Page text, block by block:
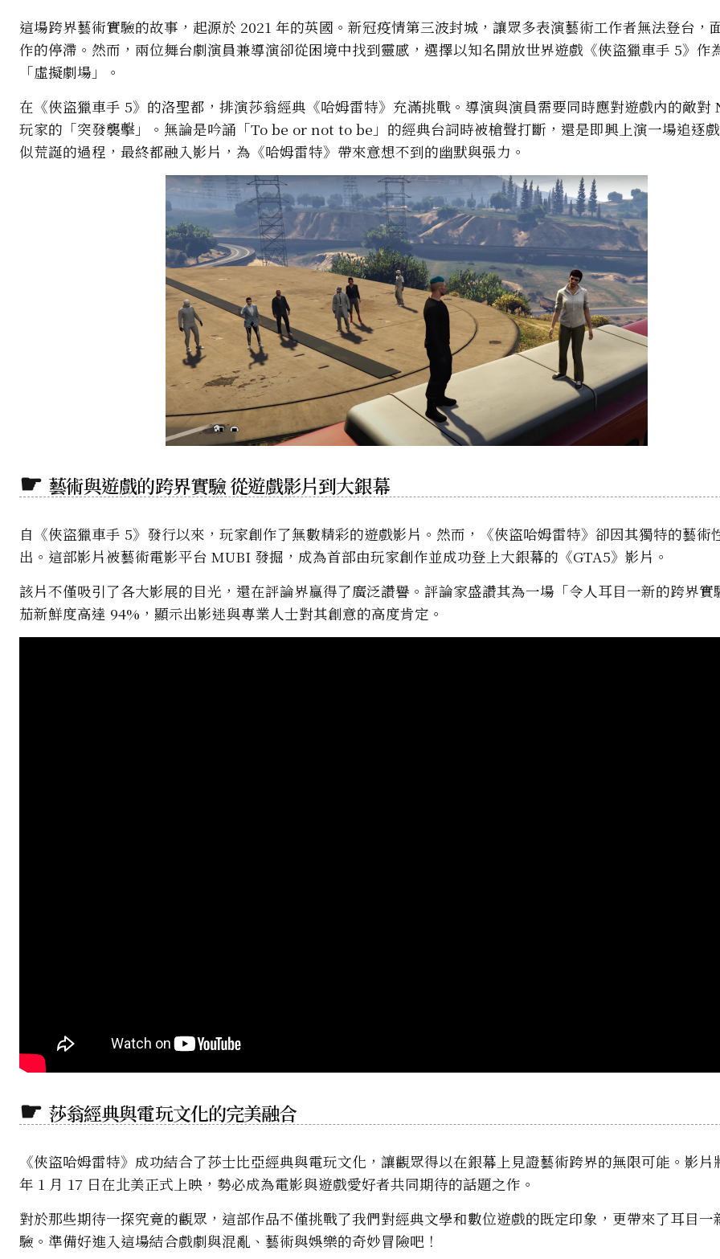
這場跨界藝術實驗的故事，起源於 2021 年的英國。新冠疫情第三波封城，讓眾多表演藝術工作者無法登台，
作的停滯。然而，兩位舞台劇演員兼導演卻從困境中找到靈感，選擇以知名開放世界遊戲《俠盜獵車手 5》作
「虛擬劇場」。
在《俠盜獵車手 5》的洛聖都，排演莎翁經典《哈姆雷特》充滿挑戰。導演與演員需要同時應對遊戲內的敵對
玩家的「突發襲擊」。無論是吟誦「To be or not to be」的經典台詞時被槍聲打斷，還是即興上演一場追逐
似荒誕的過程，最終都融入影片，為《哈姆雷特》帶來意想不到的幽默與張力。
藝術與遊戲的跨界實驗 從遊戲影片到大銀幕
自《俠盜獵車手 5》發行以來，玩家創作了無數精彩的遊戲影片。然而，《俠盜哈姆雷特》卻因其獨特的藝術
出。這部影片被藝術電影平台 MUBI 發掘，成為首部由玩家創作並成功登上大銀幕的《GTA5》影片。
該片不僅吸引了各大影展的目光，還在評論界贏得了廣泛讚譽。評論家盛讚其為一場「令人耳目一新的跨界實
茄新鮮度高達 94%，顯示出影迷與專業人士對其創意的高度肯定。
莎翁經典與電玩文化的完美融合
《俠盜哈姆雷特》成功結合了莎士比亞經典與電玩文化，讓觀眾得以在銀幕上見證藝術跨界的無限可能。影片
年 1 月 17 日在北美正式上映，勢必成為電影與遊戲愛好者共同期待的話題之作。
對於那些期待一探究竟的觀眾，這部作品不僅挑戰了我們對經典文學和數位遊戲的既定印象，更帶來了耳目一
驗。準備好進入這場結合戲劇與混亂、藝術與娛樂的奇妙冒險吧！